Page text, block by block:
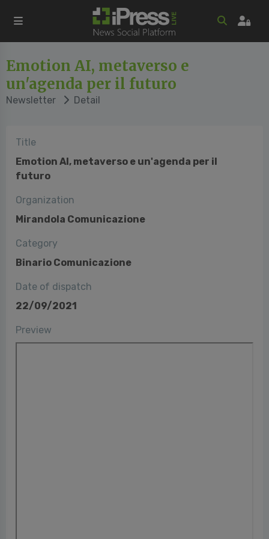
Emotion AI, metaverso e
un'agenda per il futuro
Newsletter Detail
Title
Emotion AI, metaverso e un'agenda per il
futuro
Organization
Mirandola Comunicazione
Category
Binario Comunicazione
Date of dispatch
22/09/2021
Preview